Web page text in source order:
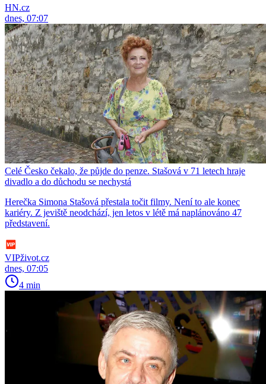
HN.cz
dnes, 07:07
Celé Česko čekalo, že půjde do penze. Stašová v 71 letech hraje
divadlo a do důchodu se nechystá
Herečka Simona Stašová přestala točit filmy. Není to ale konec
kariéry. Z jeviště neodchází, jen letos v létě má naplánováno 47
představení.
VIPživot.cz
dnes, 07:05
4 min